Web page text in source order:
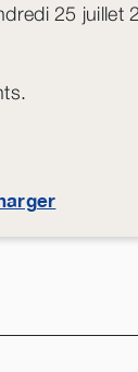
25 juillet